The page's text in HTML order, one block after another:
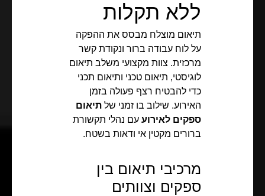
ללא תקלות
תיאום מוצלח מבסס את ההפקה
על לוח עבודה ברור ונקודת קשר
מרכזית. צוות מקצועי משלב תיאום
לוגיסטי, תיאום טכני ותיאום תכני
כדי להבטיח רצף פעולה בזמן
האירוע. שילוב בו זמני של תיאום
ספקים לאירוע עם נהלי תקשורת
ברורים מקטין אי ודאות בשטח.
מרכיבי תיאום בין
ספקים וצוותים